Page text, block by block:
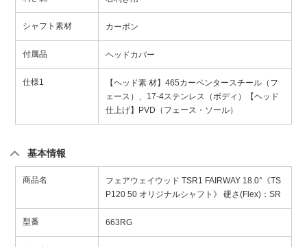
シャフト素材 カーボン
付属品 ヘッドカバー
仕様1
【ヘッド素 材】465カーペンタースチール（フ
ェース）、17-4ステンレス（ボディ）【ヘッド
仕上げ】PVD（フェース・ソール）
基本情報
商品名
フェアウェイウッド TSR1 FAIRWAY 18.0°《TS
P120 50 オリジナルシャフト》 硬さ(Flex)：SR
型番 663RG